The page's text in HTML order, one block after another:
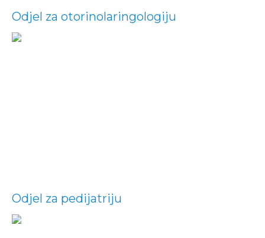
Odjel za otorinolaringologiju
Odjel za pedijatriju